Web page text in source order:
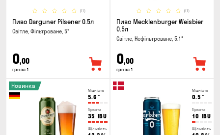
(0)
Пиво Darguner Pilsener 0.5л
Світле, Фільтроване, 5°
0,00
грн за 1
(0)
Пиво Mecklenburger Weisbier
0.5л
Світле, Нефільтроване, 5.1°
0,00
грн за 1
Міцність
5.6 °
Гіркота
35 IBU
Щільність
Новинка
Міцність
0.5 °
Гіркота
10 IBU
Щільність